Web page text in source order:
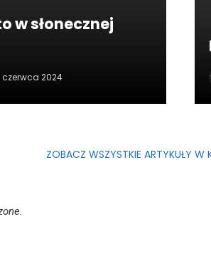
w słonecznej
czerwca 2024
ZOBACZ WSZYSTKIE ARTYKUŁY W